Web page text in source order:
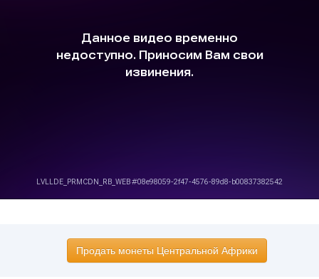
Продать монеты Центральной Африки